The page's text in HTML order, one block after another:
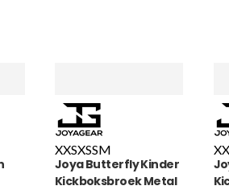
XXSXSSM
Joya Butterfly Kinder
Kickboksbroek Metal